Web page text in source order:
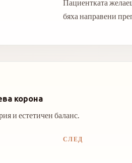
Пациентката
бяха направени
корона
и естетичен баланс.
СЛЕД